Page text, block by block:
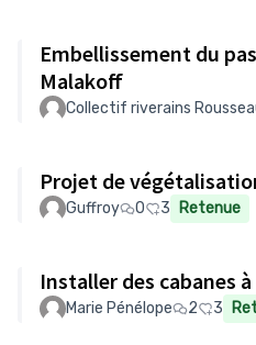
Embellissement du
Malakoff
Collectif riverains
Projet de
Guffroy 0 3 Retenue
Installer des cabanes
Marie Pénélope 2 3